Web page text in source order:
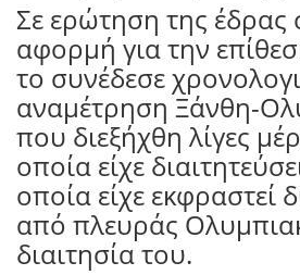
Σε ερώτηση της έδρας
αφορμή για την
το συνέδεσε
αναμέτρηση Ξάνθη-
που διεξήχθη λίγες
οποία είχε
οποία είχε εκφραστεί
από πλευράς
διαιτησία του.